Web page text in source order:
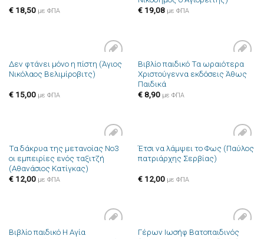
€18,50 με ΦΠΑ
€19,08 με ΦΠΑ
Πρόσθήκη
στην λίστα
Δεν φτάνει μόνο η πίστη (Άγιος
Νικόλαος Βελιμίροβιτς)
€15,00 με ΦΠΑ
Πρόσθήκη
στην λίστα
Βιβλίο παιδικό Τα ωραιότερα
Χριστούγεννα εκδόσεις Άθως
Παιδικά
€8,90 με ΦΠΑ
Πρόσθήκη
στην λίστα
επιθυμιών
Τα δάκρυα της μετανοίας Νο3
οι εμπειρίες ενός ταξιτζή
(Αθανάσιος Κατίγκας)
€12,00 με ΦΠΑ
Πρόσθήκη
στην λίστα
Έτσι να λάμψει το Φως (Παύλος
πατριάρχης Σερβίας)
€12,00 με ΦΠΑ
Βιβλίο παιδικό Η Αγία
Πρόσθήκη
Γέρων Ιωσήφ Βατοπαιδινός